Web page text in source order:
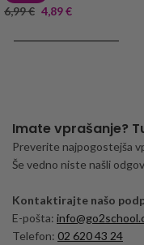
6,99€ 4,89€
Imate vprašanje?
Preverite najpogostejša
Še vedno niste našli
Kontaktirajte našo
E-pošta:
Telefon: 02 620 43 24